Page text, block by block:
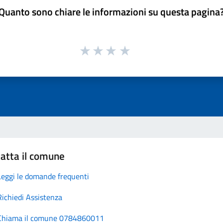
sono chiare le informazioni su questa
il comune
le domande frequenti
Assistenza
il comune 0784860011